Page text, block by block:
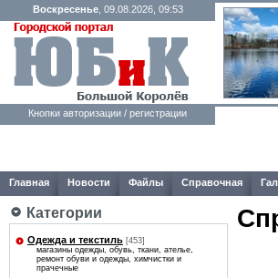
Воскресенье, 09.08.2026, 09:53
Кнопки авторизации / регистрации
Главная Новости Файлы Справочная
Категории
Одежда и текстиль [453]
магазины одежды, обувь, ткани, ателье,
ремонт обуви и одежды, химчистки и
прачечные